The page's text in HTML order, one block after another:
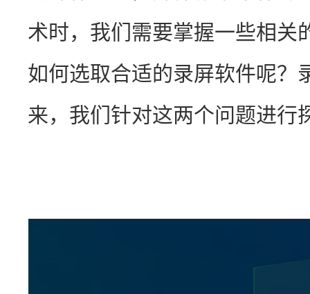
术时，我们需要掌握一些相关
如何选取合适的录屏软件呢？
来，我们针对这两个问题进行